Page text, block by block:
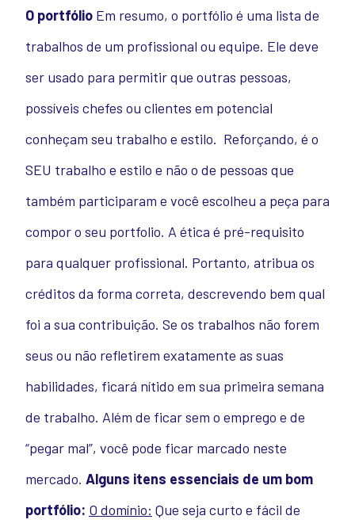
O portfólio Em resumo, o portfólio é uma lista de
trabalhos de um profissional ou equipe. Ele deve
ser usado para permitir que outras pessoas,
possíveis chefes ou clientes em potencial
conheçam seu trabalho e estilo. Reforçando, é o
SEU trabalho e estilo e não o de pessoas que
também participaram e você escolheu a peça para
compor o seu portfolio. A ética é pré-requisito
para qualquer profissional. Portanto, atribua os
créditos da forma correta, descrevendo bem qual
foi a sua contribuição. Se os trabalhos não forem
seus ou não refletirem exatamente as suas
habilidades, ficará nítido em sua primeira semana
de trabalho. Além de ficar sem o emprego e de
“pegar mal”, você pode ficar marcado neste
mercado. Alguns itens essenciais de um bom
portfólio: O domínio: Que seja curto e fácil de